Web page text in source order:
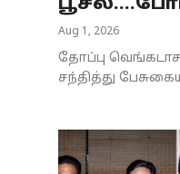
Aug 1, 2026
தோப்பு
சந்தித்து